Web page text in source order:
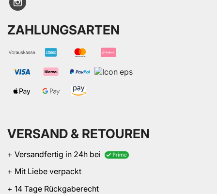
ZAHLUNGSARTEN
VERSAND & RETOUREN
+ Versandfertig in 24h bei
+ Mit Liebe verpackt
+ 14 Tage Rückgaberecht